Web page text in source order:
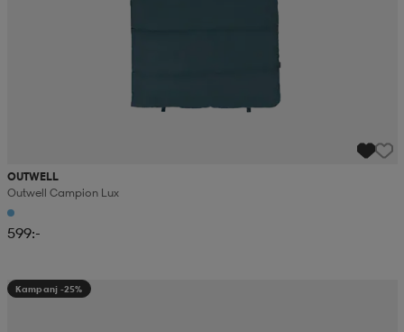
OUTWELL
Outwell Campion Lux
599:-
Kampanj -25%